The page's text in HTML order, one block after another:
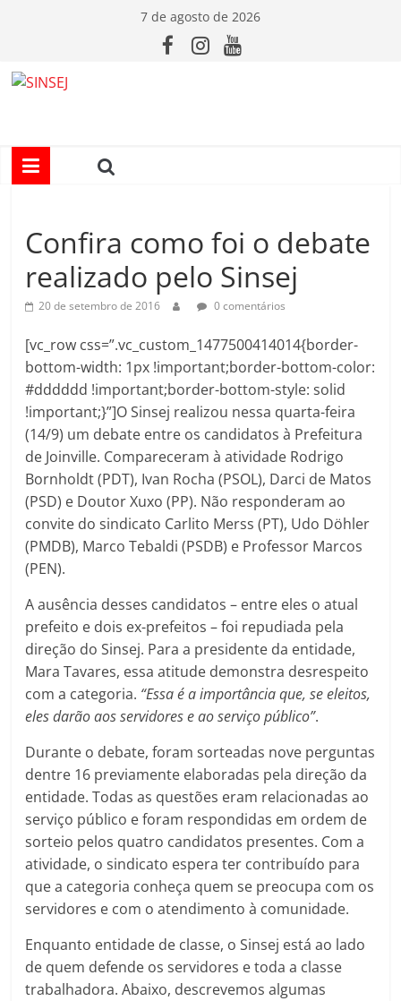
conteúdo
7 de agosto de 2026
I
S
E
Confira como foi o debate
realizado pelo Sinsej
20 de setembro de 2016 0 comentários
[vc_row css=”.vc_custom_1477500414014{border-
bottom-width: 1px !important;border-bottom-color:
#dddddd !important;border-bottom-style: solid
!important;}”]O Sinsej realizou nessa quarta-feira
(14/9) um debate entre os candidatos à Prefeitura
de Joinville. Compareceram à atividade Rodrigo
Bornholdt (PDT), Ivan Rocha (PSOL), Darci de Matos
(PSD) e Doutor Xuxo (PP). Não responderam ao
convite do sindicato Carlito Merss (PT), Udo Döhler
(PMDB), Marco Tebaldi (PSDB) e Professor Marcos
(PEN).
A ausência desses candidatos – entre eles o atual
prefeito e dois ex-prefeitos – foi repudiada pela
direção do Sinsej. Para a presidente da entidade,
Mara Tavares, essa atitude demonstra desrespeito
com a categoria. “Essa é a importância que, se eleitos,
eles darão aos servidores e ao serviço público”.
Durante o debate, foram sorteadas nove perguntas
dentre 16 previamente elaboradas pela direção da
entidade. Todas as questões eram relacionadas ao
serviço público e foram respondidas em ordem de
sorteio pelos quatro candidatos presentes. Com a
atividade, o sindicato espera ter contribuído para
que a categoria conheça quem se preocupa com os
servidores e com o atendimento à comunidade.
Enquanto entidade de classe, o Sinsej está ao lado
de quem defende os servidores e toda a classe
trabalhadora. Abaixo, descrevemos algumas